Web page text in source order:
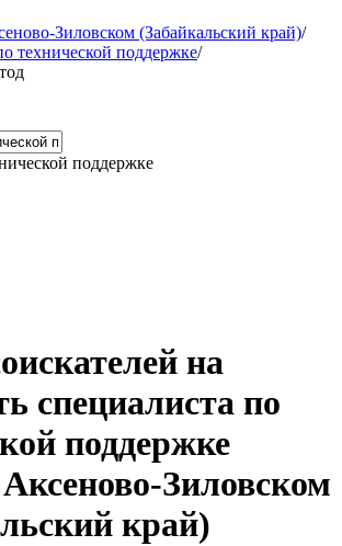
Зиловском (Забайкальский край)/
технической поддержке/
поддержке
на
специалиста по
поддержке
Зиловском
край)